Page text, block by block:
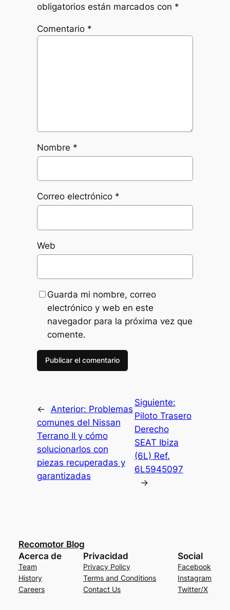
obligatorios están marcados con *
Comentario *
Nombre *
Correo electrónico *
Web
Guarda mi nombre, correo
electrónico y web en este
navegador para la próxima vez que
comente.
← Anterior: Problemas
comunes del Nissan
Terrano II y cómo
solucionarlos con
piezas recuperadas y
garantizadas
Siguiente:
Piloto Trasero
Derecho
SEAT Ibiza
(6L) Ref.
6L5945097
→
Recomotor Blog
Acerca de
Team
History
Careers
Privacidad
Privacy Policy
Terms and Conditions
Contact Us
Social
Facebook
Instagram
Twitter/X